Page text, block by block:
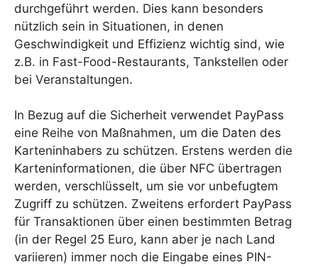
durchgeführt werden. Dies kann besonders
nützlich sein in Situationen, in denen
Geschwindigkeit und Effizienz wichtig sind, wie
z.B. in Fast-Food-Restaurants, Tankstellen oder
bei Veranstaltungen.
In Bezug auf die Sicherheit verwendet PayPass
eine Reihe von Maßnahmen, um die Daten des
Karteninhabers zu schützen. Erstens werden die
Karteninformationen, die über NFC übertragen
werden, verschlüsselt, um sie vor unbefugtem
Zugriff zu schützen. Zweitens erfordert PayPass
für Transaktionen über einen bestimmten Betrag
(in der Regel 25 Euro, kann aber je nach Land
variieren) immer noch die Eingabe eines PIN-